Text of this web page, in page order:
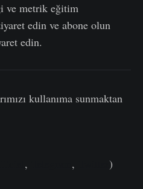
ve metrik eğitim
edin ve abone olun
edin.
kullanıma sunmaktan
, ,
)